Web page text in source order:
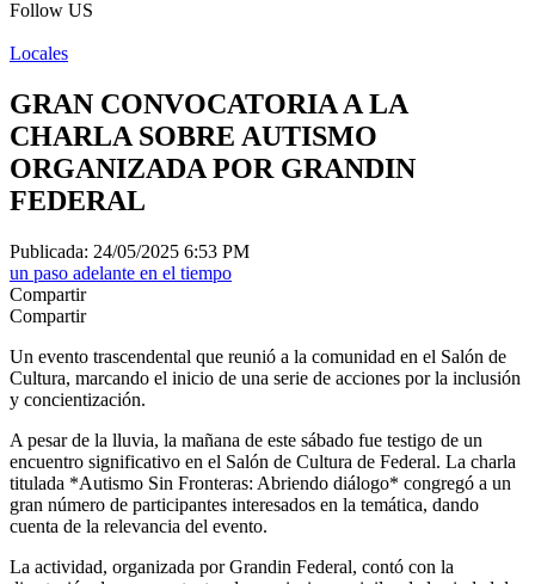
Follow US
Locales
GRAN CONVOCATORIA A LA
CHARLA SOBRE AUTISMO
ORGANIZADA POR GRANDIN
FEDERAL
Publicada: 24/05/2025 6:53 PM
un paso adelante en el tiempo
Compartir
Compartir
Un evento trascendental que reunió a la comunidad en el Salón de
Cultura, marcando el inicio de una serie de acciones por la inclusión
y concientización.
A pesar de la lluvia, la mañana de este sábado fue testigo de un
encuentro significativo en el Salón de Cultura de Federal. La charla
titulada *Autismo Sin Fronteras: Abriendo diálogo* congregó a un
gran número de participantes interesados en la temática, dando
cuenta de la relevancia del evento.
La actividad, organizada por Grandin Federal, contó con la